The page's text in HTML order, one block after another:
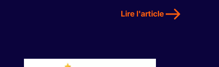
Lire l'article